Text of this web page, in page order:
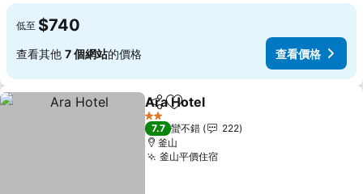
低至 $740
查看其他 7 個網站的價格 查看價格
分享 加入我的最愛
Ara Hotel
2 星級
7.7 蠻不錯
222
釜山
釜山平價住宿查看價格